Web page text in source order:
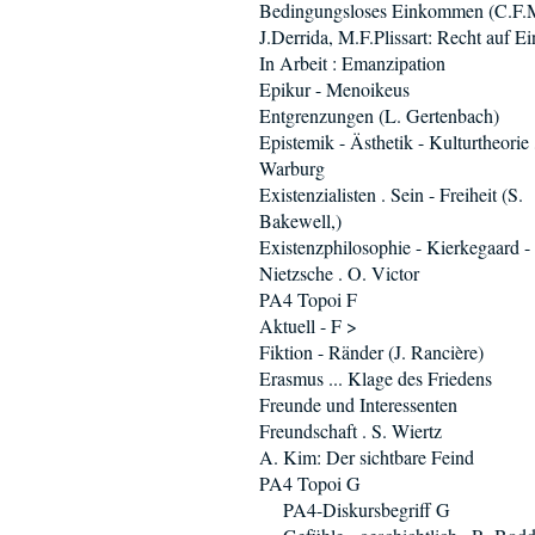
Bedingungsloses Einkommen
J.Derrida, M.F.Plissart: Recht auf
In Arbeit : Emanzipation
Epikur - Menoikeus
Entgrenzungen (L. Gertenbach)
Epistemik - Ästhetik - Kulturtheorie
Warburg
Existenzialisten . Sein - Freiheit (S.
Bakewell,)
Existenzphilosophie - Kierkegaard -
Nietzsche . O. Victor
PA4 Topoi F
Aktuell - F >
Fiktion - Ränder (J. Rancière)
Erasmus ... Klage des Friedens
Freunde und Interessenten
Freundschaft . S. Wiertz
A. Kim: Der sichtbare Feind
PA4 Topoi G
PA4-Diskursbegriff G